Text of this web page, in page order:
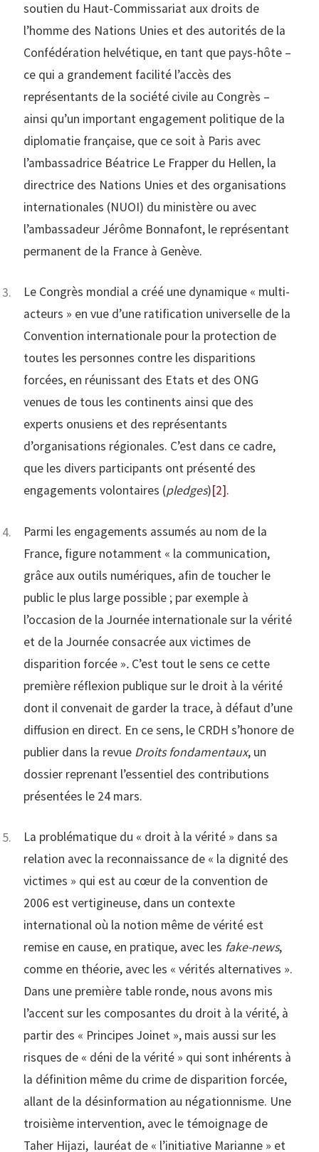
soutien du Haut-Commissariat aux droits de
l’homme des Nations Unies et des autorités de la
Confédération helvétique, en tant que pays-hôte –
ce qui a grandement facilité l’accès des
représentants de la société civile au Congrès –
ainsi qu’un important engagement politique de la
diplomatie française, que ce soit à Paris avec
l’ambassadrice Béatrice Le Frapper du Hellen, la
directrice des Nations Unies et des organisations
internationales (NUOI) du ministère ou avec
l’ambassadeur Jérôme Bonnafont, le représentant
permanent de la France à Genève.
Le Congrès mondial a créé une dynamique « multi-
acteurs » en vue d’une ratification universelle de la
Convention internationale pour la protection de
toutes les personnes contre les disparitions
forcées, en réunissant des Etats et des ONG
venues de tous les continents ainsi que des
experts onusiens et des représentants
d’organisations régionales. C’est dans ce cadre,
que les divers participants ont présenté des
engagements volontaires (pledges)[2].
Parmi les engagements assumés au nom de la
France, figure notamment « la communication,
grâce aux outils numériques, afin de toucher le
public le plus large possible ; par exemple à
l’occasion de la Journée internationale sur la vérité
et de la Journée consacrée aux victimes de
disparition forcée ».C’est tout le sens ce cette
première réflexion publique sur le droit à la vérité
dont il convenait de garder la trace, à défaut d’une
diffusion en direct. En ce sens, le CRDH s’honore de
publier dans la revue Droits fondamentaux, un
dossier reprenant l’essentiel des contributions
présentées le 24 mars.
La problématique du « droit à la vérité » dans sa
relation avec la reconnaissance de « la dignité des
victimes » qui est au cœur de la convention de
2006 est vertigineuse, dans un contexte
international où la notion même de vérité est
remise en cause, en pratique, avec les fake-news,
comme en théorie, avec les « vérités alternatives ».
Dans une première table ronde, nous avons mis
l’accent sur les composantes du droit à la vérité, à
partir des « Principes Joinet », mais aussi sur les
risques de « déni de la vérité » qui sont inhérents à
la définition même du crime de disparition forcée,
allant de la désinformation au négationnisme. Une
troisième intervention, avec le témoignage de
Taher Hijazi, lauréat de « l’initiative Marianne » et